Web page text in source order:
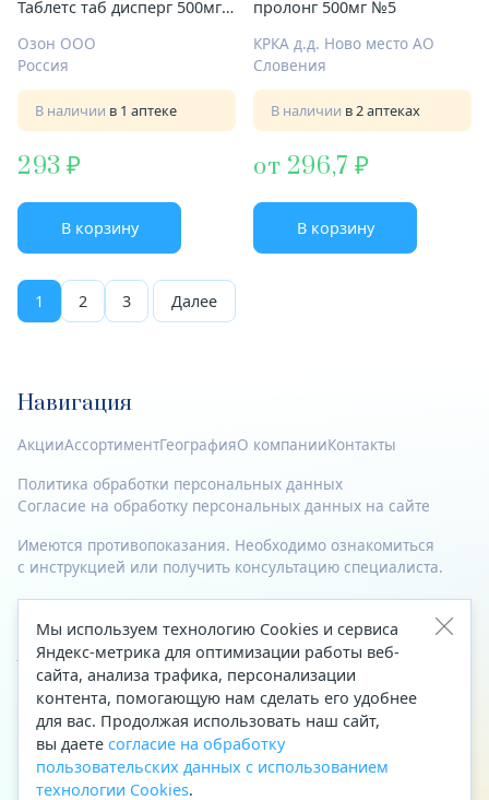
Таблетс таб дисперг 500мг
Озон ООО
Россия
В наличии в 1 аптеке
293
В корзину
пролонг 500мг №5
КРКА д.д. Ново место АО
Словения
В наличии в 2 аптеках
от 296,7
В корзину
1 2 3 Далее
Навигация
АкцииАссортиментГеографияО компанииКонтакты
Политика обработки персональных данных
Согласие на обработку персональных данных на сайте
Имеются противопоказания. Необходимо ознакомиться
с инструкцией или получить консультацию специалиста.
© 2023—2026 Все права защищены.
Адрес
Архангельск, ул. Папанина, д. 19 (вход в здание со стороны
автоцентра «Тойота»)
Приемная Генерального директора
Телефон
+7 (8182) 63-60-31
Мы используем технологию Cookies и сервиса
Яндекс-метрика для оптимизации работы веб-
сайта, анализа трафика, персонализации
контента, помогающую нам сделать его удобнее
для вас. Продолжая использовать наш сайт,
вы даете согласие на обработку
пользовательских данных с использованием
технологии Cookies.